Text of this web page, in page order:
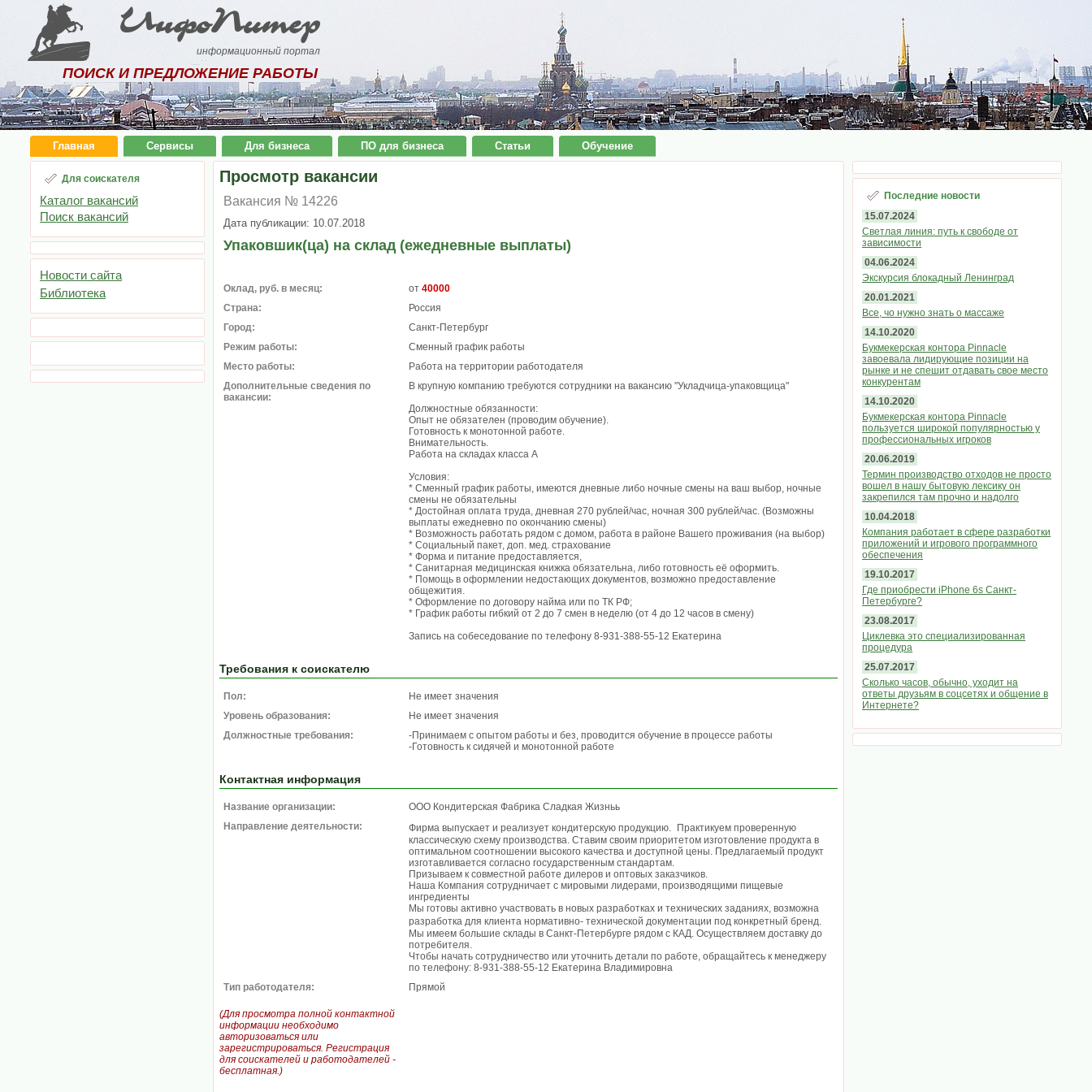
ИнфоПитер
информационный портал
ПОИСК И ПРЕДЛОЖЕНИЕ РАБОТЫ
Главная Сервисы Для бизнеса ПО для бизнеса Статьи Обучение
Для соискателя
Каталог вакансий
Поиск вакансий
Новости сайта
Библиотека
Просмотр вакансии
Вакансия № 14226
Дата публикации: 10.07.2018
Упаковшик(ца) на склад (ежедневные выплаты)
Оклад, руб. в месяц: от 40000
Страна:
Россия
Город:
Санкт-Петербург
Режим работы:
Сменный график работы
Место работы:
Работа на территории работодателя
Дополнительные сведения по
вакансии:
В крупную компанию требуются сотрудники на вакансию "Укладчица-упаковщица"
Должностные обязанности:
Опыт не обязателен (проводим обучение).
Готовность к монотонной работе.
Внимательность.
Работа на складах класса А
Условия:
* Сменный график работы, имеются дневные либо ночные смены на ваш выбор, ночные
смены не обязательны
* Достойная оплата труда, дневная 270 рублей/час, ночная 300 рублей/час. (Возможны
выплаты ежедневно по окончанию смены)
* Возможность работать рядом с домом, работа в районе Вашего проживания (на выбор)
* Социальный пакет, доп. мед. страхование
* Форма и питание предоставляется,
* Санитарная медицинская книжка обязательна, либо готовность её оформить.
* Помощь в оформлении недостающих документов, возможно предоставление
общежития.
* Оформление по договору найма или по ТК РФ;
* График работы гибкий от 2 до 7 смен в неделю (от 4 до 12 часов в смену)
Запись на собеседование по телефону 8-931-388-55-12 Екатерина
Требования к соискателю
Пол:
Не имеет значения
Уровень образования:
Не имеет значения
Должностные требования:
-Принимаем с опытом работы и без, проводится обучение в процессе работы
-Готовность к сидячей и монотонной работе
Контактная информация
Название организации:
ООО Кондитерская Фабрика Сладкая Жизньь
Направление деятельности:
Фирма выпускает и реализует кондитерскую продукцию. Практикуем проверенную
классическую схему производства. Ставим своим приоритетом изготовление продукта в
оптимальном соотношении высокого качества и доступной цены. Предлагаемый продукт
изготавливается согласно государственным стандартам.
Призываем к совместной работе дилеров и оптовых заказчиков.
Наша Компания сотрудничает с мировыми лидерами, производящими пищевые
ингредиенты
Мы готовы активно участвовать в новых разработках и технических заданиях, возможна
разработка для клиента нормативно- технической документации под конкретный бренд.
Мы имеем большие склады в Санкт-Петербурге рядом с КАД. Осуществляем доставку до
потребителя.
Чтобы начать сотрудничество или уточнить детали по работе, обращайтесь к менеджеру
по телефону: 8-931-388-55-12 Екатерина Владимировна
Тип работодателя:
Прямой
(Для просмотра полной контактной
информации необходимо
авторизоваться или
зарегистрироваться. Регистрация
для соискателей и работодателей -
бесплатная.)
Последние новости
15.07.2024
Светлая линия: путь к свободе от
зависимости
04.06.2024
Экскурсия блокадный Ленинград
20.01.2021
Все, чо нужно знать о массаже
14.10.2020
Букмекерская контора Pinnacle
завоевала лидирующие позиции на
рынке и не спешит отдавать свое место
конкурентам
14.10.2020
Букмекерская контора Pinnacle
пользуется широкой популярностью у
профессиональных игроков
20.06.2019
Термин производство отходов не просто
вошел в нашу бытовую лексику он
закрепился там прочно и надолго
10.04.2018
Компания работает в сфере разработки
приложений и игрового программного
обеспечения
19.10.2017
Где приобрести iPhone 6s Санкт-
Петербурге?
23.08.2017
Циклевка это специализированная
процедура
25.07.2017
Сколько часов, обычно, уходит на
ответы друзьям в соцсетях и общение в
Интернете?